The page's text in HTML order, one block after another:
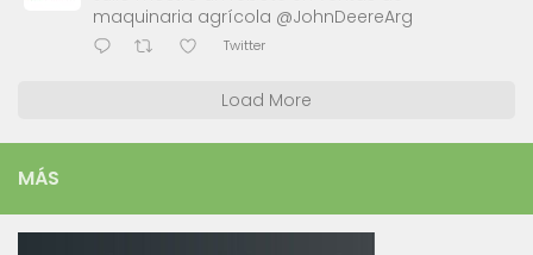
maquinaria agrícola @JohnDeereArg
Twitter
Load More
MÁS